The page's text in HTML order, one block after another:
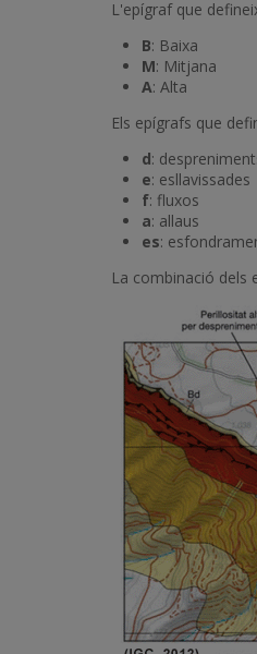
L'epígraf que
B: Baixa
M: Mitjana
A: Alta
Els epígrafs que
d:
e: esllavissades
f: fluxos
a: allaus
es:
La combinació dels